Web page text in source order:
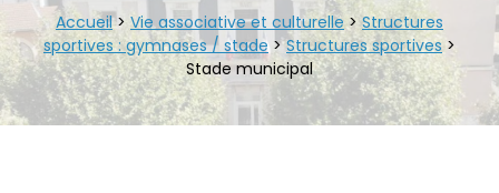
Accueil> Vie associative et culturelle> Structures
sportives : gymnases / stade>Structures sportives >
Stade municipal